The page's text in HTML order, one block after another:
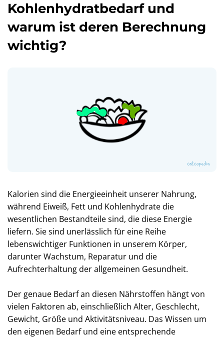
Kohlenhydratbedarf und
warum ist deren Berechnung
wichtig?
Kalorien sind die Energieeinheit unserer Nahrung,
während Eiweiß, Fett und Kohlenhydrate die
wesentlichen Bestandteile sind, die diese Energie
liefern. Sie sind unerlässlich für eine Reihe
lebenswichtiger Funktionen in unserem Körper,
darunter Wachstum, Reparatur und die
Aufrechterhaltung der allgemeinen Gesundheit.
Der genaue Bedarf an diesen Nährstoffen hängt von
vielen Faktoren ab, einschließlich Alter, Geschlecht,
Gewicht, Größe und Aktivitätsniveau. Das Wissen um
den eigenen Bedarf und eine entsprechende